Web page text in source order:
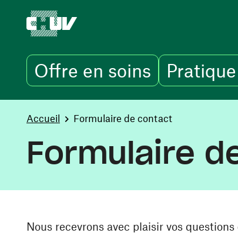
Offre en soins Pratique
You are here:
Accueil Formulaire de contact
Formulaire
Nous recevrons avec plaisir vos